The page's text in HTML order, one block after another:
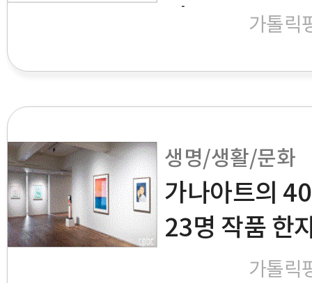
가톨릭
생명/생활/문화
가나아트의
23명 작품 한
가톨릭